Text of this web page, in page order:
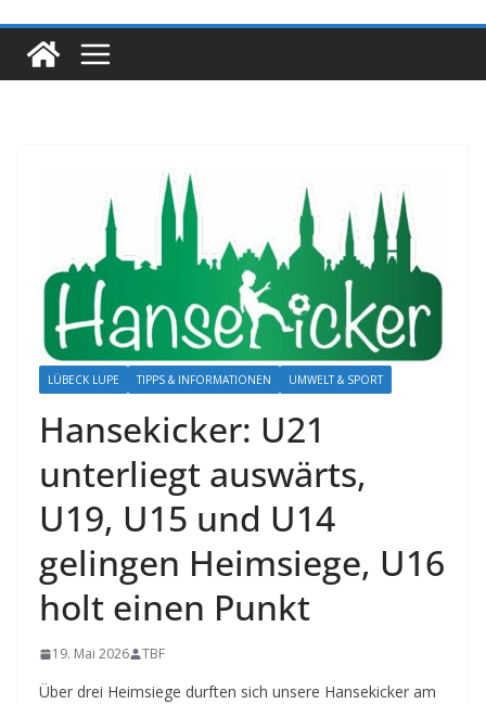
LÜBECK LUPE TIPPS & INFORMATIONEN UMWELT & SPORT
Hansekicker: U21
unterliegt auswärts,
U19, U15 und U14
gelingen Heimsiege, U16
holt einen Punkt
19. Mai 2026 TBF
Über drei Heimsiege durften sich unsere Hansekicker am